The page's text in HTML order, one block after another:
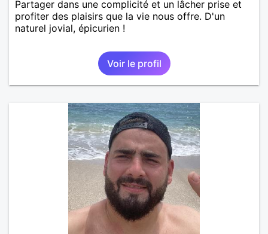
Partager dans une complicité et un lâcher prise et
profiter des plaisirs que la vie nous offre. D'un
naturel jovial, épicurien !
Voir le profil